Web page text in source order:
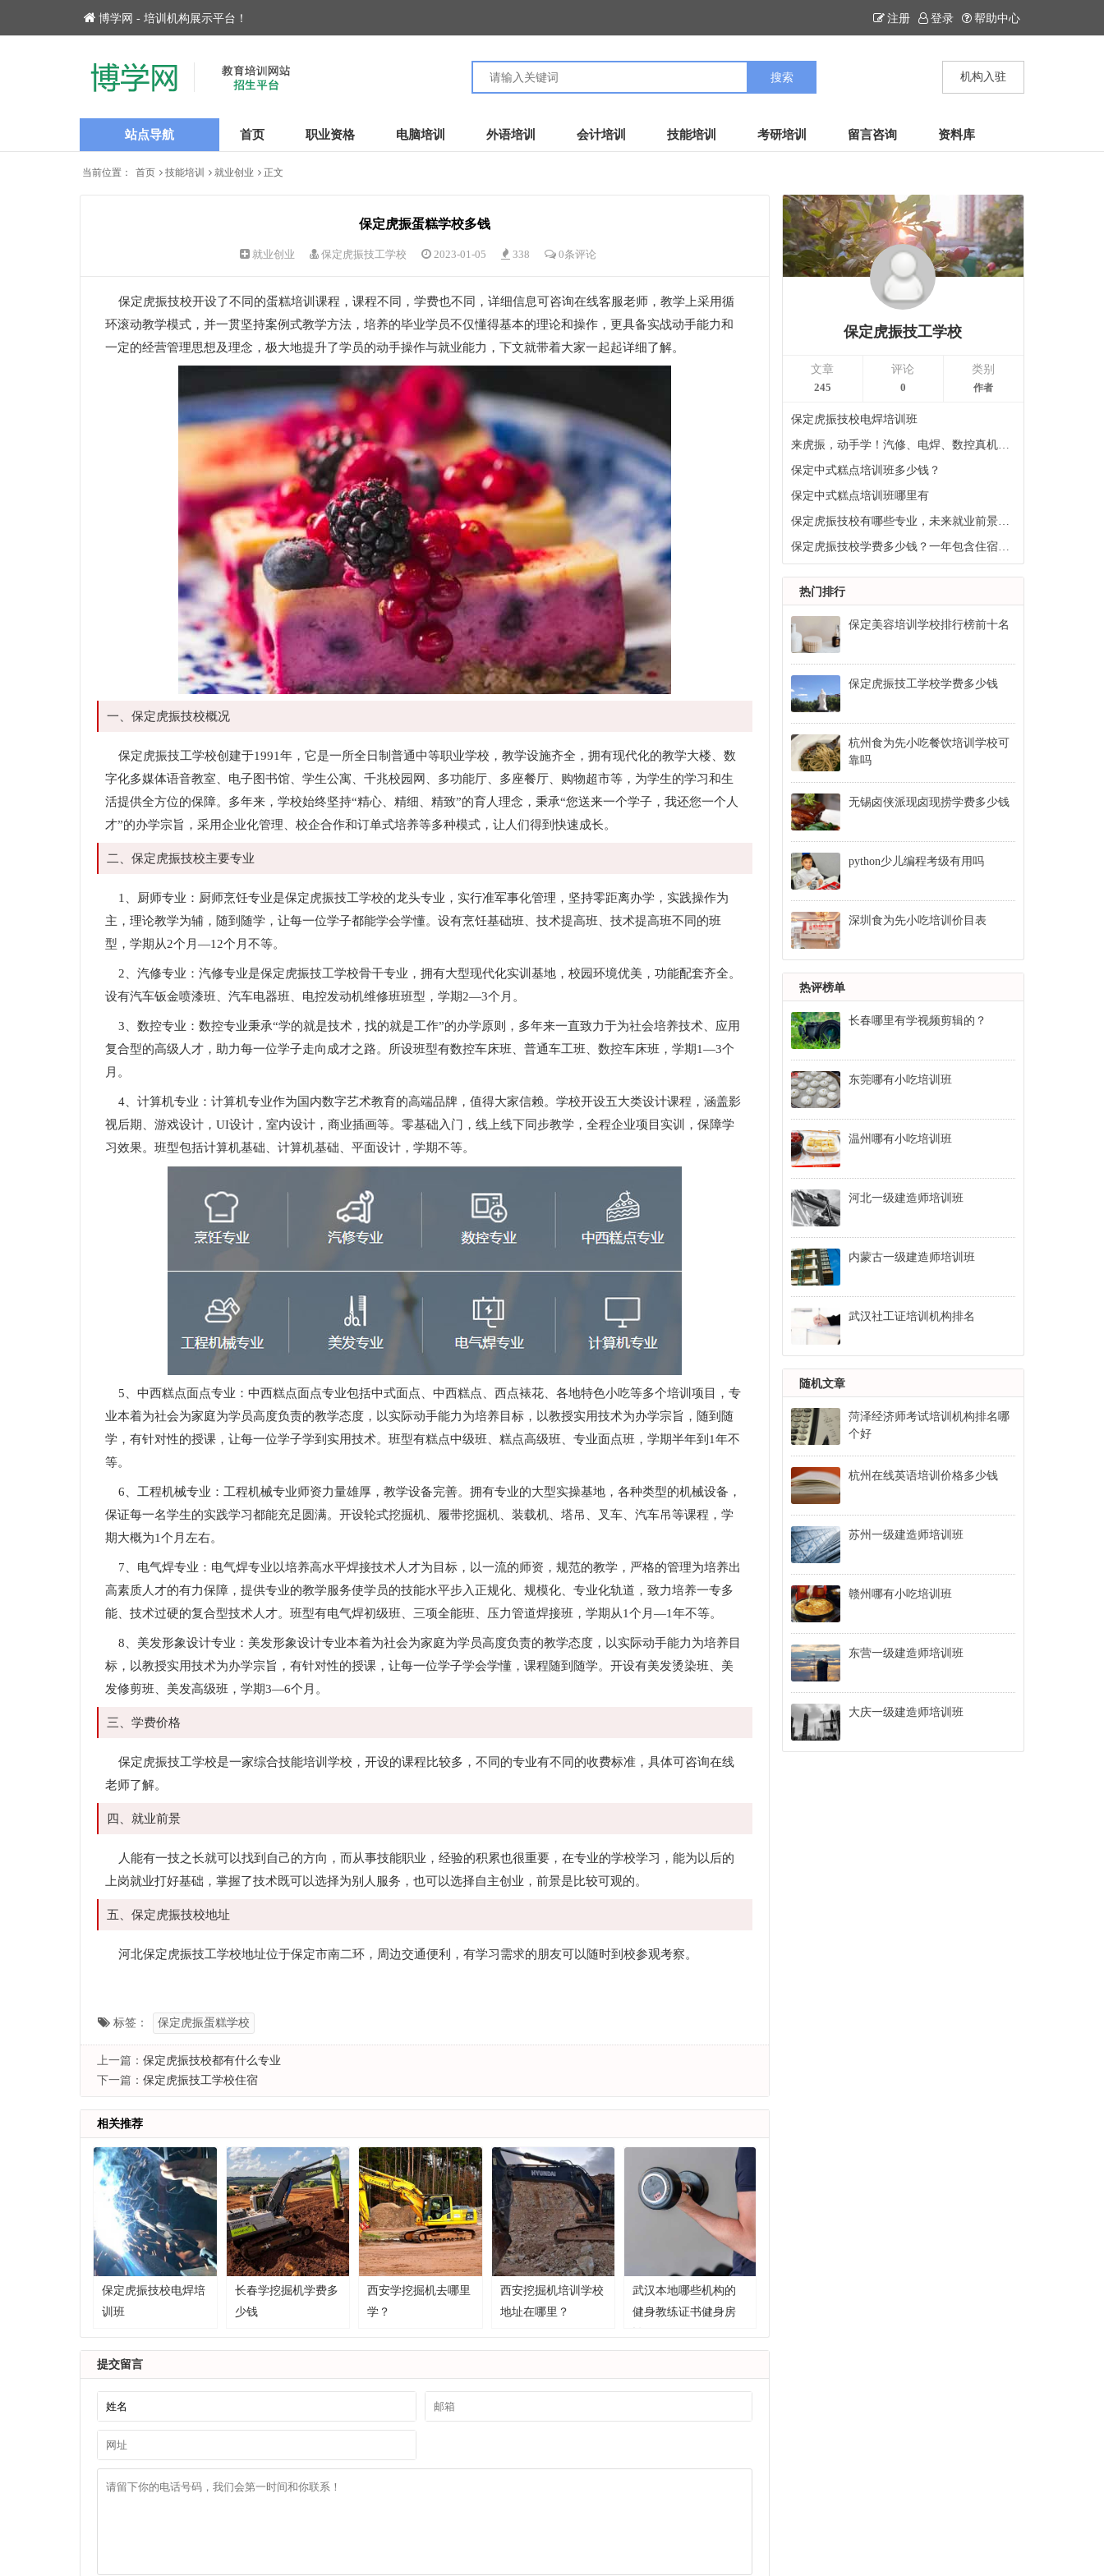
博学网 - 培训机构展示平台！ 注册 登录 帮助中心
机构入驻
站点导航 首页 职业资格 电脑培训 外语培训 会计培训 技能培训 考研培训 留言咨询 资料库
当前位置： 首页 技能培训 就业创业 正文
保定虎振蛋糕学校多钱
就业创业 保定虎振技工学校 2023-01-05 338 0条评论
保定虎振技校开设了不同的蛋糕培训课程，课程不同，学费也不同，详细信息可咨询在线客服老师，教学上采用循
环滚动教学模式，并一贯坚持案例式教学方法，培养的毕业学员不仅懂得基本的理论和操作，更具备实战动手能力和
一定的经营管理思想及理念，极大地提升了学员的动手操作与就业能力，下文就带着大家一起起详细了解。
一、保定虎振技校概况
保定虎振技工学校创建于1991年，它是一所全日制普通中等职业学校，教学设施齐全，拥有现代化的教学大楼、数
字化多媒体语音教室、电子图书馆、学生公寓、千兆校园网、多功能厅、多座餐厅、购物超市等，为学生的学习和生
活提供全方位的保障。多年来，学校始终坚持“精心、精细、精致”的育人理念，秉承“您送来一个学子，我还您一个人
才”的办学宗旨，采用企业化管理、校企合作和订单式培养等多种模式，让人们得到快速成长。
二、保定虎振技校主要专业
1、厨师专业：厨师烹饪专业是保定虎振技工学校的龙头专业，实行准军事化管理，坚持零距离办学，实践操作为
主，理论教学为辅，随到随学，让每一位学子都能学会学懂。设有烹饪基础班、技术提高班、技术提高班不同的班
型，学期从2个月—12个月不等。
2、汽修专业：汽修专业是保定虎振技工学校骨干专业，拥有大型现代化实训基地，校园环境优美，功能配套齐全。
设有汽车钣金喷漆班、汽车电器班、电控发动机维修班班型，学期2—3个月。
3、数控专业：数控专业秉承“学的就是技术，找的就是工作”的办学原则，多年来一直致力于为社会培养技术、应用
复合型的高级人才，助力每一位学子走向成才之路。所设班型有数控车床班、普通车工班、数控车床班，学期1—3个
月。
4、计算机专业：计算机专业作为国内数字艺术教育的高端品牌，值得大家信赖。学校开设五大类设计课程，涵盖影
视后期、游戏设计，UI设计，室内设计，商业插画等。零基础入门，线上线下同步教学，全程企业项目实训，保障学
习效果。班型包括计算机基础、计算机基础、平面设计，学期不等。
5、中西糕点面点专业：中西糕点面点专业包括中式面点、中西糕点、西点裱花、各地特色小吃等多个培训项目，专
业本着为社会为家庭为学员高度负责的教学态度，以实际动手能力为培养目标，以教授实用技术为办学宗旨，随到随
学，有针对性的授课，让每一位学子学到实用技术。班型有糕点中级班、糕点高级班、专业面点班，学期半年到1年不
等。
6、工程机械专业：工程机械专业师资力量雄厚，教学设备完善。拥有专业的大型实操基地，各种类型的机械设备，
保证每一名学生的实践学习都能充足圆满。开设轮式挖掘机、履带挖掘机、装载机、塔吊、叉车、汽车吊等课程，学
期大概为1个月左右。
7、电气焊专业：电气焊专业以培养高水平焊接技术人才为目标，以一流的师资，规范的教学，严格的管理为培养出
高素质人才的有力保障，提供专业的教学服务使学员的技能水平步入正规化、规模化、专业化轨道，致力培养一专多
能、技术过硬的复合型技术人才。班型有电气焊初级班、三项全能班、压力管道焊接班，学期从1个月—1年不等。
8、美发形象设计专业：美发形象设计专业本着为社会为家庭为学员高度负责的教学态度，以实际动手能力为培养目
标，以教授实用技术为办学宗旨，有针对性的授课，让每一位学子学会学懂，课程随到随学。开设有美发烫染班、美
发修剪班、美发高级班，学期3—6个月。
三、学费价格
保定虎振技工学校是一家综合技能培训学校，开设的课程比较多，不同的专业有不同的收费标准，具体可咨询在线
老师了解。
四、就业前景
人能有一技之长就可以找到自己的方向，而从事技能职业，经验的积累也很重要，在专业的学校学习，能为以后的
上岗就业打好基础，掌握了技术既可以选择为别人服务，也可以选择自主创业，前景是比较可观的。
五、保定虎振技校地址
河北保定虎振技工学校地址位于保定市南二环，周边交通便利，有学习需求的朋友可以随时到校参观考察。
标签： 保定虎振蛋糕学校
上一篇： 保定虎振技校都有什么专业
下一篇： 保定虎振技工学校住宿
相关推荐
保定虎振技校电焊培
训班
长春学挖掘机学费多
少钱
西安学挖掘机去哪里
学？
西安挖掘机培训学校
地址在哪里？
武汉本地哪些机构的
健身教练证书健身房
提交留言
保定虎振技工学校
文章
245
评论
0
类别
作者
保定虎振技校电焊培训班
来虎振，动手学！汽修、电焊、数控真机实训，毕业即上岗
保定中式糕点培训班多少钱？
保定中式糕点培训班哪里有
保定虎振技校有哪些专业，未来就业前景如何
保定虎振技校学费多少钱？一年包含住宿费吗？
热门排行
保定美容培训学校排行榜前十名
保定虎振技工学校学费多少钱
杭州食为先小吃餐饮培训学校可
靠吗
无锡卤侠派现卤现捞学费多少钱
python少儿编程考级有用吗
深圳食为先小吃培训价目表
热评榜单
长春哪里有学视频剪辑的？
东莞哪有小吃培训班
温州哪有小吃培训班
河北一级建造师培训班
内蒙古一级建造师培训班
武汉社工证培训机构排名
随机文章
菏泽经济师考试培训机构排名哪
个好
杭州在线英语培训价格多少钱
苏州一级建造师培训班
赣州哪有小吃培训班
东营一级建造师培训班
大庆一级建造师培训班